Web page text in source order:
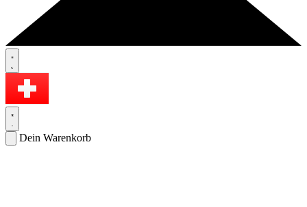
Dein Warenkorb